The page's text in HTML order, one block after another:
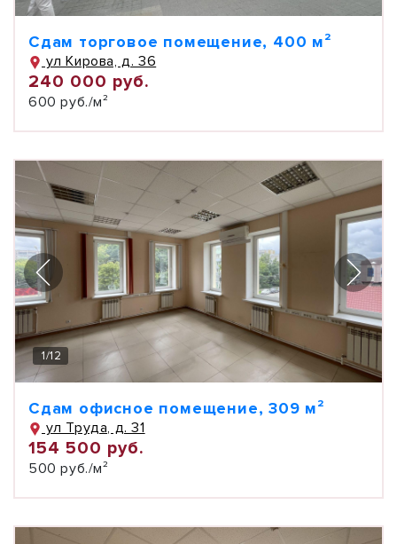
Сдам торговое помещение, 400 м²
ул Кирова, д. 36
240 000 руб.
600 руб./м²
1/12
Сдам офисное помещение, 309 м²
ул Труда, д. 31
154 500 руб.
500 руб./м²